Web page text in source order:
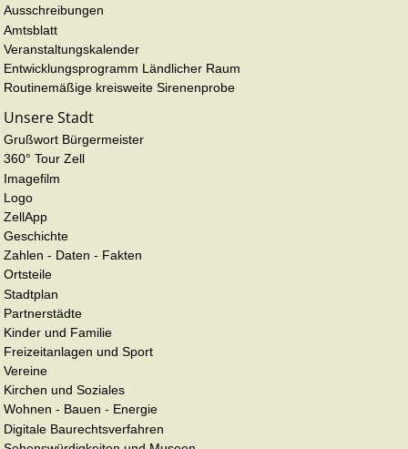
Ausschreibungen
Amtsblatt
Veranstaltungskalender
Entwicklungsprogramm Ländlicher Raum
Routinemäßige kreisweite Sirenenprobe
Unsere Stadt
Grußwort Bürgermeister
360° Tour Zell
Imagefilm
Logo
ZellApp
Geschichte
Zahlen - Daten - Fakten
Ortsteile
Stadtplan
Partnerstädte
Kinder und Familie
Freizeitanlagen und Sport
Vereine
Kirchen und Soziales
Wohnen - Bauen - Energie
Digitale Baurechtsverfahren